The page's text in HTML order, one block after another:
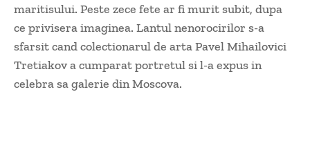
maritisului. Peste zece fete ar fi murit subit, dupa
ce privisera imaginea. Lantul nenorocirilor s-a
sfarsit cand colectionarul de arta Pavel Mihailovici
Tretiakov a cumparat portretul si l-a expus in
celebra sa galerie din Moscova.